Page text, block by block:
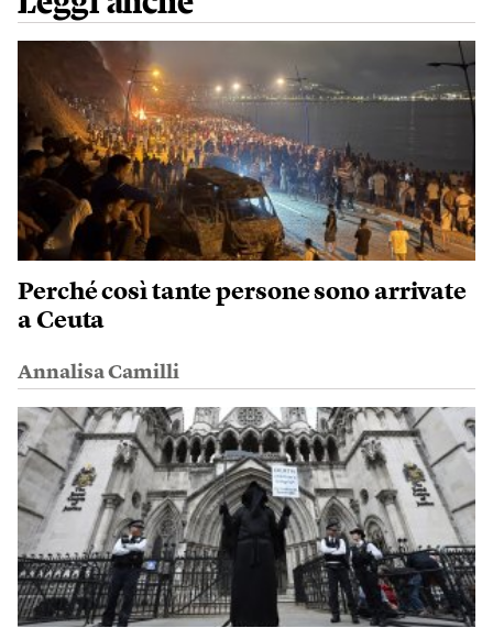
Perché così tante persone sono arrivate
a Ceuta
Annalisa Camilli